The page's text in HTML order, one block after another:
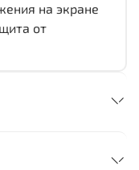
на экране
от